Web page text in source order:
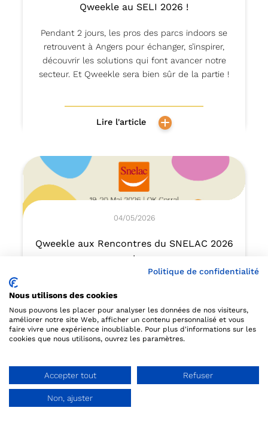
Demander une démo
Qweekle au SELI 2026 !
Pendant 2 jours, les pros des parcs indoors se
retrouvent à Angers pour échanger, s’inspirer,
découvrir les solutions qui font avancer notre
secteur. Et Qweekle sera bien sûr de la partie !
Lire l'article
04/05/2026
Qweekle aux Rencontres du SNELAC 2026
!
parcs animaliers et sites culturels se retrouvent
à OK Corral pour échanger, s’inspirer, découvrir
les solutions qui font avancer notre secteur. Et
Qweekle sera bien sûr de la partie !
Lire l'article
Politique de confidentialité
Nous utilisons des cookies
Nous pouvons les placer pour analyser les données de nos visiteurs,
améliorer notre site Web, afficher un contenu personnalisé et vous
faire vivre une expérience inoubliable. Pour plus d'informations sur les
cookies que nous utilisons, ouvrez les paramètres.
Accepter tout Refuser
Non, ajuster